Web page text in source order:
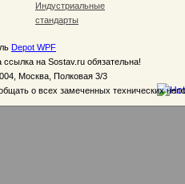
Индустриальные
стандарты
Depot WPF
на Sostav.ru обязательна!
Москва, Полковая 3/3
о всех замеченных технических